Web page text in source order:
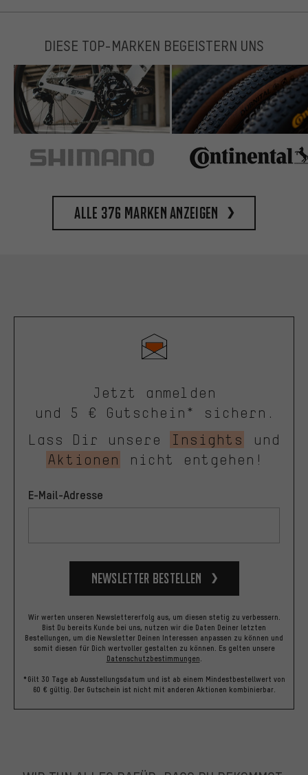
DIESE TOP-MARKEN BEGEISTERN UNS
Alle 376 Marken anzeigen
Jetzt anmelden
und 5 € Gutschein* sichern.
Lass Dir unsere
Insights
und
Aktionen
nicht entgehen!
E-Mail-Adresse
Newsletter bestellen
Wir werten unseren Newslettererfolg aus, um diesen stetig zu verbessern.
Bist Du bereits Kunde bei uns, nutzen wir die Daten Deiner letzten
Bestellungen, um die Newsletter Deinen Interessen anpassen zu können und
somit diesen für Dich wertvoller gestalten zu können. Es gelten unsere
Datenschutzbestimmungen
*Gilt 30 Tage ab Ausstellungsdatum und ist ab einem Mindestbestellwert von
60 € gültig. Der Gutschein ist nicht mit anderen Aktionen kombinierbar.